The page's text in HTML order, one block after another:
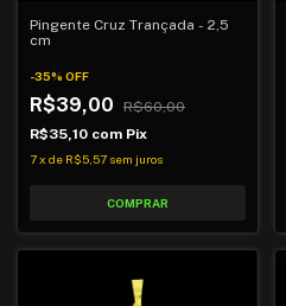
Pingente Cruz Trançada - 2,5
cm
-35% OFF
R$39,00
R$60,00
R$35,10 com Pix
7x de R$5,57 sem juros